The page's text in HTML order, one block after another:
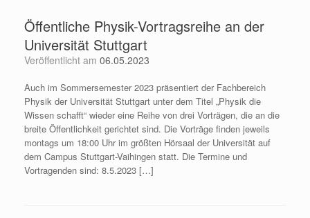
Öffentliche Physik-Vortragsreihe an der
Universität Stuttgart
Veröffentlicht am 06.05.2023
Auch im Sommersemester 2023 präsentiert der Fachbereich
Physik der Universität Stuttgart unter dem Titel „Physik die
Wissen schafft“ wieder eine Reihe von drei Vorträgen, die an die
breite Öffentlichkeit gerichtet sind. Die Vorträge finden jeweils
montags um 18:00 Uhr im größten Hörsaal der Universität auf
dem Campus Stuttgart-Vaihingen statt. Die Termine und
Vortragenden sind: 8.5.2023 […]